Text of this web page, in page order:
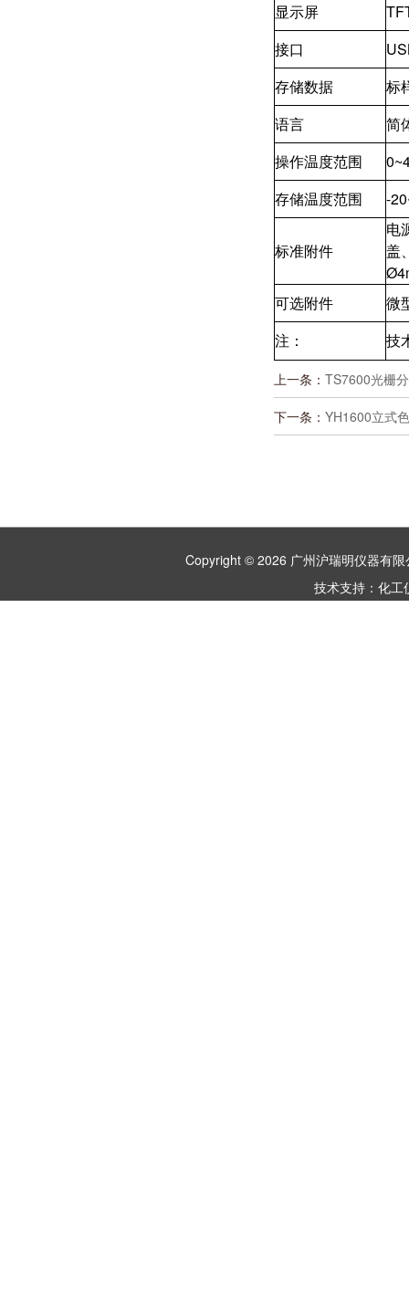
显示屏
接口
存储数据
标
语言
简
操作温度范围
存储温度范围
-
标准附件
电
盖
可选附件
微
注：
技
上一条： TS7600光栅
下一条： YH1600立式
Copyright © 2026 广州沪瑞明仪器有
技术支持： 化工